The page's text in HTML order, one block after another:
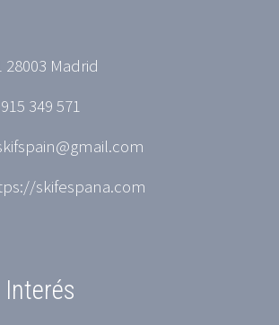
28003 Madrid
349 571
skifespana.com